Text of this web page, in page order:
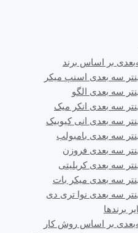
بر اساس برند
سه بعدی اسنپ میکر
سه بعدی الگو
سه بعدی انکر میک
سه بعدی انی کیوبیک
سه بعدی بامبولب
سه بعدی فروزن
سه بعدی کریلیتی
سه بعدی میکر بات
سه بعدی نوا تری دی
برندها
بر اساس روش کار